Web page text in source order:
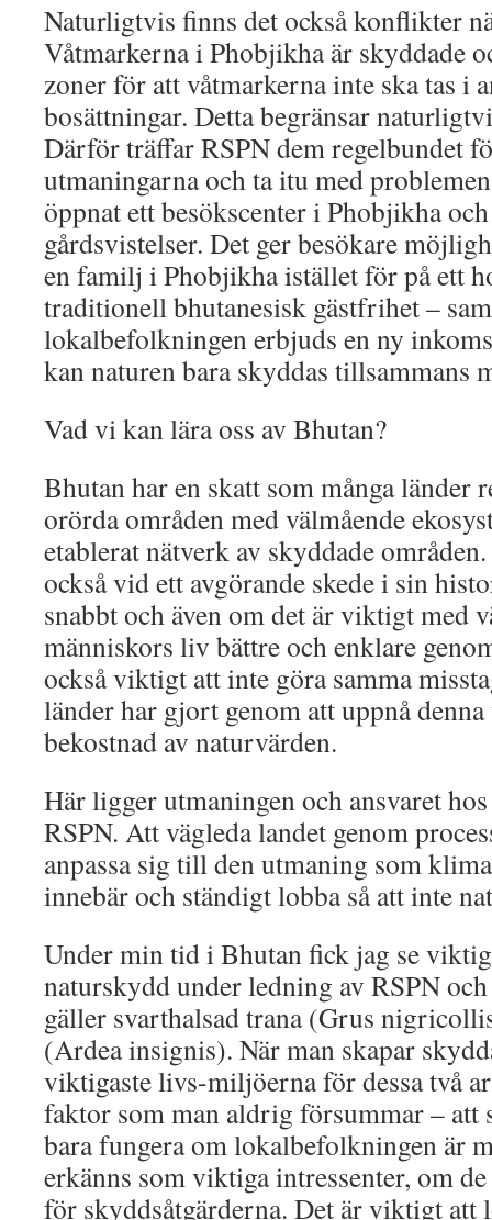
Naturligtvis finns det också konflikter
Våtmarkerna i Phobjikha är skyddade
zoner för att våtmarkerna inte ska tas i
bosättningar. Detta begränsar
Därför träffar RSPN dem regelbundet
utmaningarna och ta itu med
öppnat ett besökscenter i Phobjikha
gårdsvistelser. Det ger besökare
en familj i Phobjikha istället för på ett
traditionell bhutanesisk gästfrihet –
lokalbefolkningen erbjuds en ny
kan naturen bara skyddas tillsammans
Vad vi kan lära oss av Bhutan?
Bhutan har en skatt som många länder
orörda områden med välmående
etablerat nätverk av skyddade
också vid ett avgörande skede i sin
snabbt och även om det är viktigt med
människors liv bättre och enklare
också viktigt att inte göra samma
länder har gjort genom att uppnå
bekostnad av naturvärden.
Här ligger utmaningen och ansvaret
RSPN. Att vägleda landet genom
anpassa sig till den utmaning som
innebär och ständigt lobba så att inte
Under min tid i Bhutan fick jag se
naturskydd under ledning av RSPN
gäller svarthalsad trana (Grus
(Ardea insignis). När man skapar
viktigaste livs-miljöerna för dessa två
faktor som man aldrig försummar –
bara fungera om lokalbefolkningen är
erkänns som viktiga intressenter, om
för skyddsåtgärderna. Det är viktigt att